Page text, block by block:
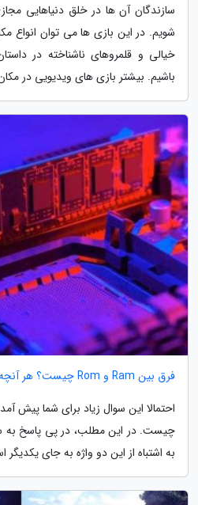
سازندگان آن ها در خلق دنیاهایی
شویم. در این بازی ها می توان انواع
خیالی و قلمروهای ناشناخته در
باشیم. بیشتر بازی های ویدیویی در
فرق بین Ram و Rom چیست؟ هر آنچه باید بدانید
چیست. در این مطلب، در پی پاسخ به
به اشتباه از این دو واژه به جای یکدیگر